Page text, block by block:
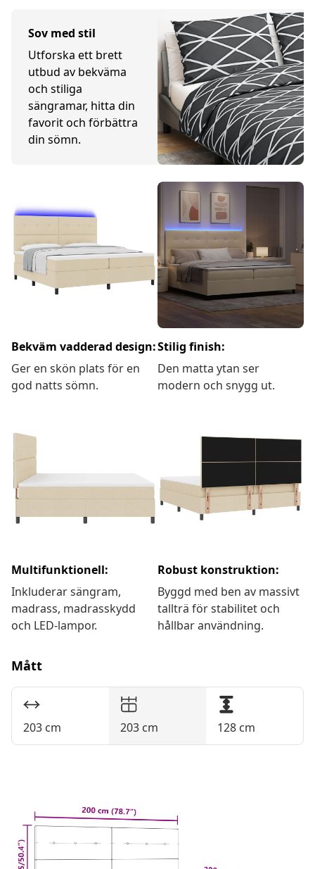
Sov med stil
Utforska ett brett
utbud av bekväma
och stiliga
sängramar, hitta din
favorit och förbättra
din sömn.
Bekväm vadderad design:
Ger en skön plats för en
god natts sömn.
Stilig finish:
Den matta ytan ser
modern och snygg ut.
Multifunktionell:
Inkluderar sängram,
madrass, madrasskydd
och LED-lampor.
Robust konstruktion:
Byggd med ben av massivt
tallträ för stabilitet och
hållbar användning.
Mått
203 cm 203 cm 128 cm